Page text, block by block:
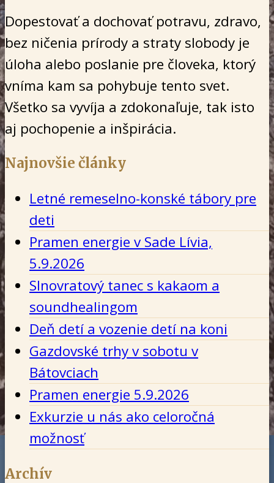
Dopestovať a dochovať potravu, zdravo,
bez ničenia prírody a straty slobody je
úloha alebo poslanie pre človeka, ktorý
vníma kam sa pohybuje tento svet.
Všetko sa vyvíja a zdokonaľuje, tak isto
aj pochopenie a inšpirácia.
Najnovšie články
Letné remeselno-konské tábory pre
deti
Pramen energie v Sade Lívia,
5.9.2026
Slnovratový tanec s kakaom a
soundhealingom
Deň detí a vozenie detí na koni
Gazdovské trhy v sobotu v
Bátovciach
Pramen energie 5.9.2026
Exkurzie u nás ako celoročná
možnosť
Archív